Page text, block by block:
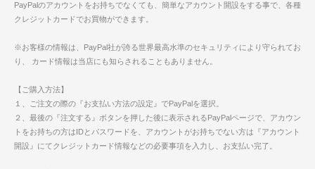
PayPalのアカウントをお持ちでなくても、簡単なアカウント開設をする事で、各種
クレジットカードでお買物ができます。
※お客様の情報は、PayPal社が誇る世界最高水準のセキュリティにより守られてお
り、 カード情報は当店にも知らされることもありません。
【ご購入方法】
１、ご注文の際の『お支払い方法の設定』でPayPalを選択。
２、最後の『注文する』ボタンを押した後に表示されるPayPalページで、アカウン
トをお持ちの方はIDとパスワードを、アカウントがお持ちでない方は『アカウント
開設』にてクレジットカード情報などの必要事項を入力し、お支払い完了。